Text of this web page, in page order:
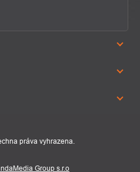
Group s.r.o
práva vyhrazena.